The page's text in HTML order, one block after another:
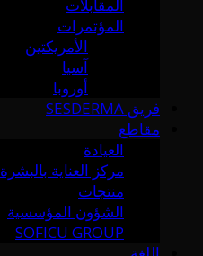
المقابلات
المؤتمرات
الأمريكتين
آسيا
أوروبا
فريق SESDERMA
مقاطع
العيادة
مركز العناية بالبشرة
منتجات
الشؤون المؤسسية
SOFICU GROUP